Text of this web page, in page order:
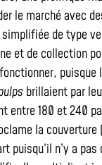
le marché avec
de type
et de collection
puisque
brillaient par
entre 180 et 240
la
puisqu’il n’y a